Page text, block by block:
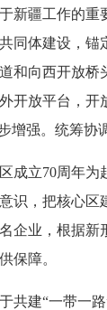
新疆工作的
同体建设，
和向西开放
开放平台，
强。统筹协
立70周年
，把核心
企业，根据
保障。
建“一带一